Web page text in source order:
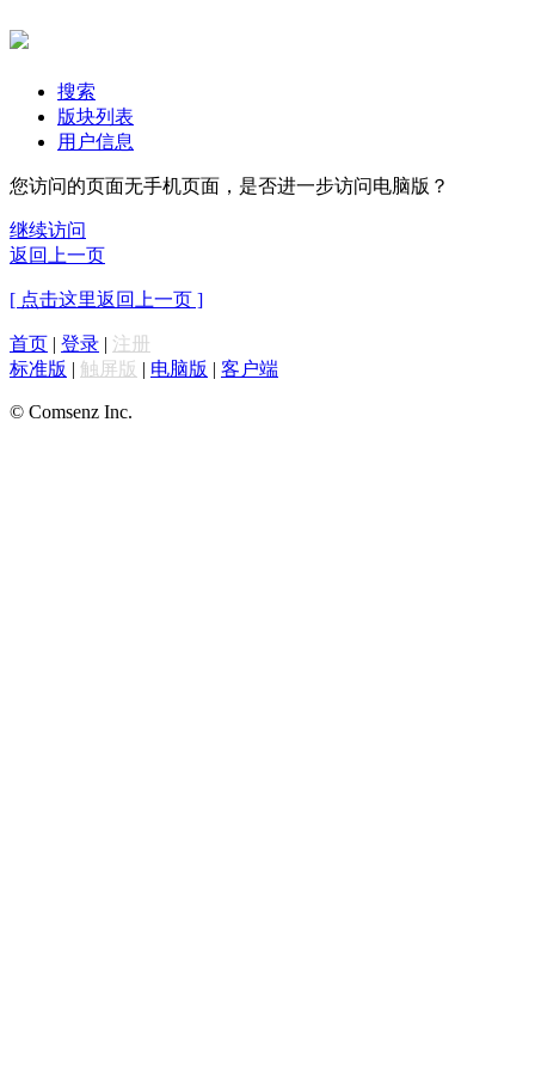
搜索
版块列表
用户信息
您访问的页面无手机页面，是否进一步访问电脑版？
继续访问
返回上一页
[ 点击这里返回上一页 ]
首页 | 登录 | 注册
标准版 | 触屏版 | 电脑版 | 客户端
© Comsenz Inc.